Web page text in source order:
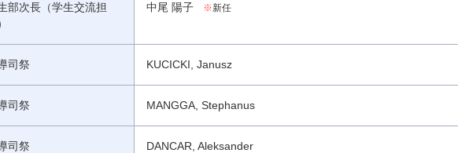
部次長（学生交流担
中尾 陽子 ※新任
司祭 KUCICKI, Janusz
司祭 MANGGA, Stephanus
司祭 DANCAR, Aleksander